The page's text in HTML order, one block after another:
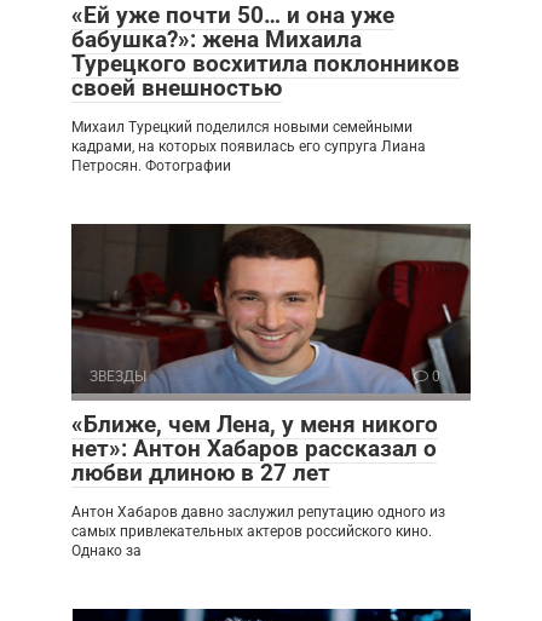
«Ей уже почти 50… и она уже
бабушка?»: жена Михаила
Турецкого восхитила поклонников
своей внешностью
Михаил Турецкий поделился новыми семейными
кадрами, на которых появилась его супруга Лиана
Петросян. Фотографии
ЗВЕЗДЫ 0
«Ближе, чем Лена, у меня никого
нет»: Антон Хабаров рассказал о
любви длиною в 27 лет
Антон Хабаров давно заслужил репутацию одного из
самых привлекательных актеров российского кино.
Однако за